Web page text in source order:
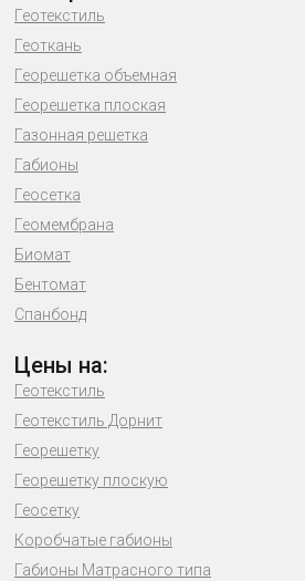
Геотекстиль
Геоткань
Георешетка объемная
Георешетка плоская
Газонная решетка
Габионы
Геосетка
Геомембрана
Биомат
Бентомат
Спанбонд
Цены на:
Геотекстиль
Геотекстиль Дорнит
Георешетку
Георешетку плоскую
Геосетку
Коробчатые габионы
Габионы Матрасного типа